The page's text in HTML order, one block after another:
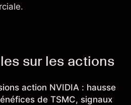
sur les actions
action NVIDIA : hausse
de TSMC, signaux